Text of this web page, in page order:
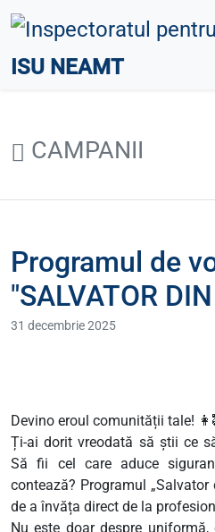
ISU NEAMT
CAMPANII
Programul de
"SALVATOR
31 decembrie 2025
Devino eroul comunității tale!
​Ți-ai dorit vreodată să știi ce
Să fii cel care aduce
contează? Programul
de a învăța direct de la
​Nu este doar despre